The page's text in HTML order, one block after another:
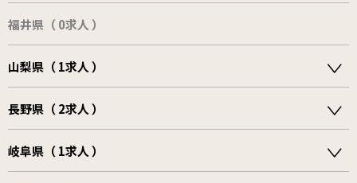
福井県（ 0求人 ）
山梨県（ 1求人 ）
長野県（ 2求人 ）
岐阜県（ 1求人 ）